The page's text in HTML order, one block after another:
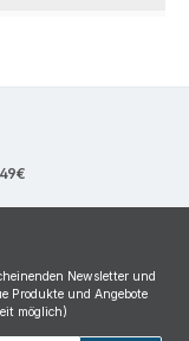
Newsletter und
Produkte und Angebote
möglich)